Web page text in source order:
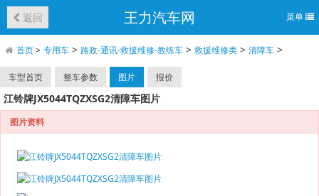
返回 王力汽车网 菜单
首页> 专用车> 路政-通讯-救援维修-教练车> 救援维修类> 清障车>
车型首页 整车参数 图片 报价
江铃牌JX5044TQZXSG2清障车图片
图片资料